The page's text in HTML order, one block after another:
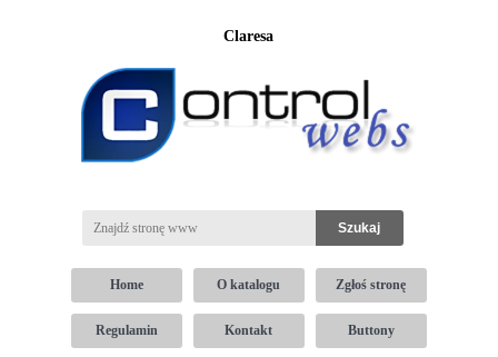
Claresa
Home O katalogu Zgłoś stronę
Regulamin Kontakt Buttony